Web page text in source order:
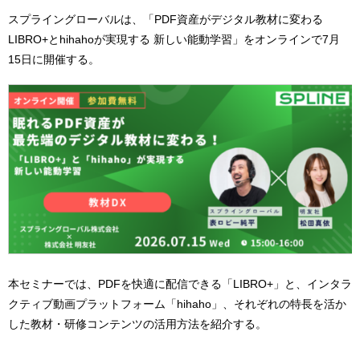
スプライングローバルは、「PDF資産がデジタル教材に変わる
LIBRO+とhihahoが実現する 新しい能動学習」をオンラインで7月
15日に開催する。
本セミナーでは、PDFを快適に配信できる「LIBRO+」と、インタラ
クティブ動画プラットフォーム「hihaho」、それぞれの特長を活か
した教材・研修コンテンツの活用方法を紹介する。